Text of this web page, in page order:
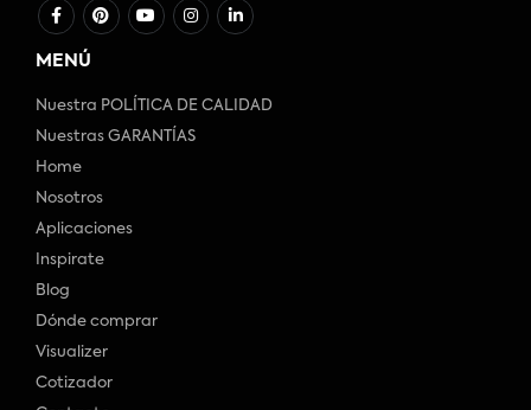
MENÚ
Nuestra POLÍTICA DE CALIDAD
Nuestras GARANTÍAS
Home
Nosotros
Aplicaciones
Inspirate
Blog
Dónde comprar
Visualizer
Cotizador